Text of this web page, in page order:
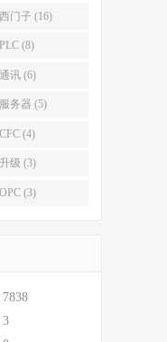
西门子 (16)
PLC (8)
通讯 (6)
服务器 (5)
CFC (4)
升级 (3)
OPC (3)
7838
3